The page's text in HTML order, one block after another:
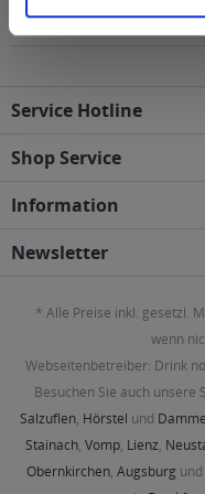
Postleitzahl-
Service Hotline
Shop Service
Information
Newsletter
* Alle Preise inkl. gesetzl.
wenn
Webseitenbetreiber: Drink
Besuchen Sie auch unsere
Salzuflen, Hörstel und Damme
Stainach, Vomp, Lienz,
Obernkirchen, Augsburg und